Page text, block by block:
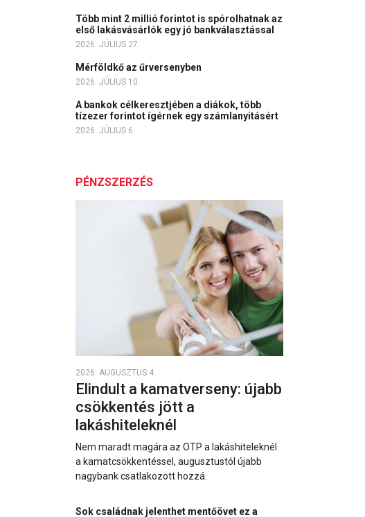
Több mint 2 millió forintot is spórolhatnak az
első lakásvásárlók egy jó bankválasztással
2026. JÚLIUS 27.
Mérföldkő az űrversenyben
2026. JÚLIUS 10.
A bankok célkeresztjében a diákok, több
tízezer forintot ígérnek egy számlanyitásért
2026. JÚLIUS 6.
PÉNZSZERZÉS
2026. AUGUSZTUS 4.
Elindult a kamatverseny: újabb
csökkentés jött a
lakáshiteleknél
Nem maradt magára az OTP a lakáshiteleknél
a kamatcsökkentéssel, augusztustól újabb
nagybank csatlakozott hozzá.
Sok családnak jelenthet mentőövet ez a